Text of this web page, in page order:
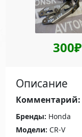
300₽
Описание
Комментарий:
Бренды: Honda
Модели: CR-V